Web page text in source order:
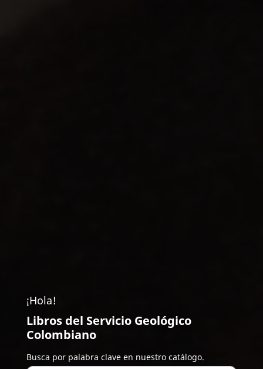
¡Hola!
Libros del Servicio Geológico
Colombiano
Busca por palabra clave en nuestro catálogo.